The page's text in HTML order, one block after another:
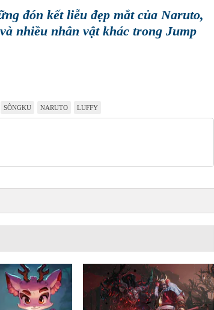
đón kết liễu đẹp mắt của Naruto,
nhiều nhân vật khác trong Jump
SÔNGKU NARUTO LUFFY